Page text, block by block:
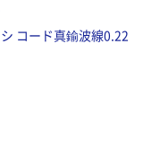
シ コード真鍮波線0.22